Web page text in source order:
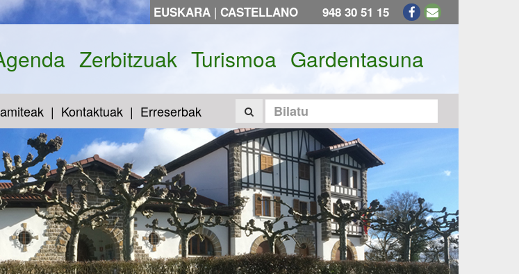
EUSKARA | CASTELLANO 948 30 51 15
Zerbitzuak Turismoa Gardentasuna
Kontaktuak Erreserbak